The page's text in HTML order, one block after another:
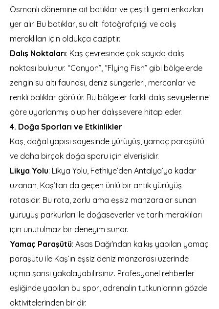
Osmanlı dönemine ait batıklar ve çeşitli gemi enkazları
yer alır. Bu batıklar, su altı fotoğrafçılığı ve dalış
meraklıları için oldukça caziptir.
Dalış Noktaları: Kaş çevresinde çok sayıda dalış
noktası bulunur. “Canyon”, “Flying Fish” gibi bölgelerde
zengin su altı faunası, deniz süngerleri, mercanlar ve
renkli balıklar görülür. Bu bölgeler farklı dalış seviyelerine
göre uyarlanmış olup her dalışsevere hitap eder.
4. Doğa Sporları ve Etkinlikler
Kaş, doğal yapısı sayesinde yürüyüş, yamaç paraşütü
ve daha birçok doğa sporu için elverişlidir.
Likya Yolu: Likya Yolu, Fethiye’den Antalya’ya kadar
uzanan, Kaş’tan da geçen ünlü bir antik yürüyüş
rotasıdır. Bu rota, zorlu ama eşsiz manzaralar sunan
yürüyüş parkurları ile doğaseverler ve tarih meraklıları
için unutulmaz bir deneyim sunar.
Yamaç Paraşütü: Asas Dağı'ndan kalkış yapılan yamaç
paraşütü ile Kaş’ın eşsiz deniz manzarası üzerinde
uçma şansı yakalayabilirsiniz. Profesyonel rehberler
eşliğinde yapılan bu spor, adrenalin tutkunlarının gözde
aktivitelerinden biridir.